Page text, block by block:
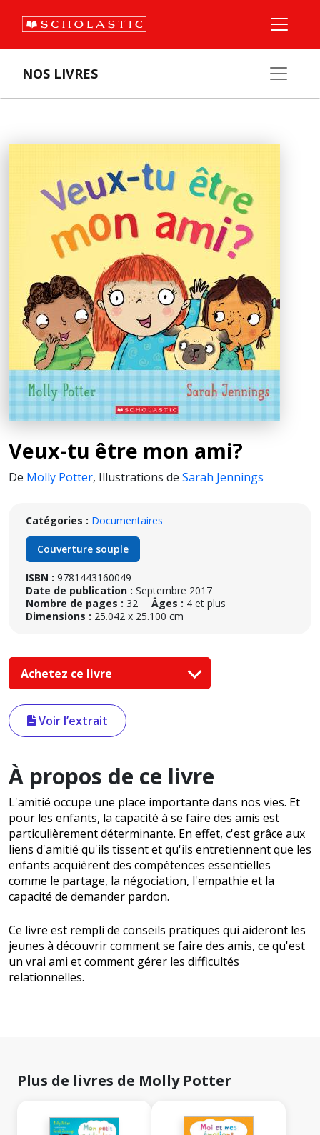
NOS LIVRES
Veux-tu être mon ami?
De Molly Potter, Illustrations de Sarah Jennings
Catégories : Documentaires
Couverture souple
ISBN : 9781443160049
Date de publication : Septembre 2017
Nombre de pages : 32 Âges : 4 et plus
Dimensions : 25.042 x 25.100 cm
Achetez ce livre
Voir l’extrait
À propos de ce livre
L'amitié occupe une place importante dans nos vies. Et
pour les enfants, la capacité à se faire des amis est
particulièrement déterminante. En effet, c'est grâce aux
liens d'amitié qu'ils tissent et qu'ils entretiennent que les
enfants acquièrent des compétences essentielles
comme le partage, la négociation, l'empathie et la
capacité de demander pardon.
Ce livre est rempli de conseils pratiques qui aideront les
jeunes à découvrir comment se faire des amis, ce qu'est
un vrai ami et comment gérer les difficultés
relationnelles.
Plus de livres de Molly Potter